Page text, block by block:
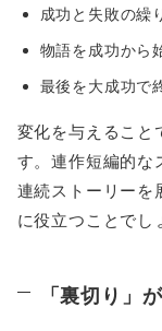
成功と失敗の繰
物語を成功から
最後を大成功で
変化を与えること
す。連作短編的な
連続ストーリーを
に役立つことでし
「裏切り」